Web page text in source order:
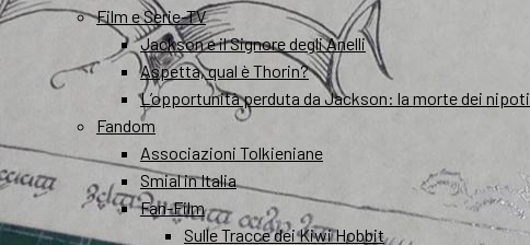
Film e Serie-TV
Jackson e il Signore degli Anelli
Aspetta, qual è Thorin?
L’opportunità perduta da Jackson: la morte dei nipoti
Fandom
Associazioni Tolkieniane
Smial in Italia
Fan-Film
Sulle Tracce dei Kiwi Hobbit